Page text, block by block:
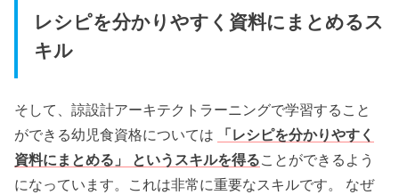
レシピを分かりやすく資料にまとめるス
キル
そして、諒設計アーキテクトラーニングで学習すること
ができる幼児食資格については
「レシピを分かりやすく
資料にまとめる」 というスキルを得ることができるよう
になっています。これは非常に重要なスキルです。 なぜ